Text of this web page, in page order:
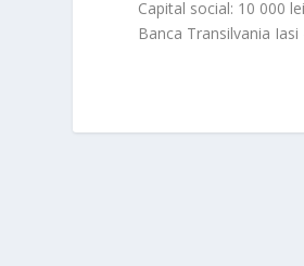
Capital social: 10 000 lei
Banca Transilvania